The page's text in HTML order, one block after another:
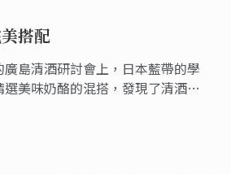
搭配
島清酒研討會上，日本藍帶的學
美味奶酪的混搭，發現了清酒的